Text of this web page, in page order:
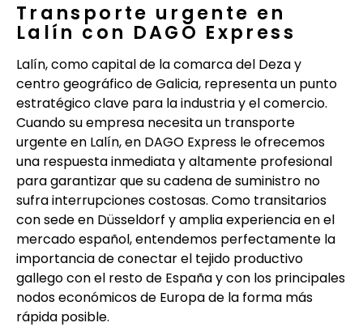
Transporte urgente en
Lalín con DAGO Express
Lalín, como capital de la comarca del Deza y
centro geográfico de Galicia, representa un punto
estratégico clave para la industria y el comercio.
Cuando su empresa necesita un transporte
urgente en Lalín, en DAGO Express le ofrecemos
una respuesta inmediata y altamente profesional
para garantizar que su cadena de suministro no
sufra interrupciones costosas. Como transitarios
con sede en Düsseldorf y amplia experiencia en el
mercado español, entendemos perfectamente la
importancia de conectar el tejido productivo
gallego con el resto de España y con los principales
nodos económicos de Europa de la forma más
rápida posible.